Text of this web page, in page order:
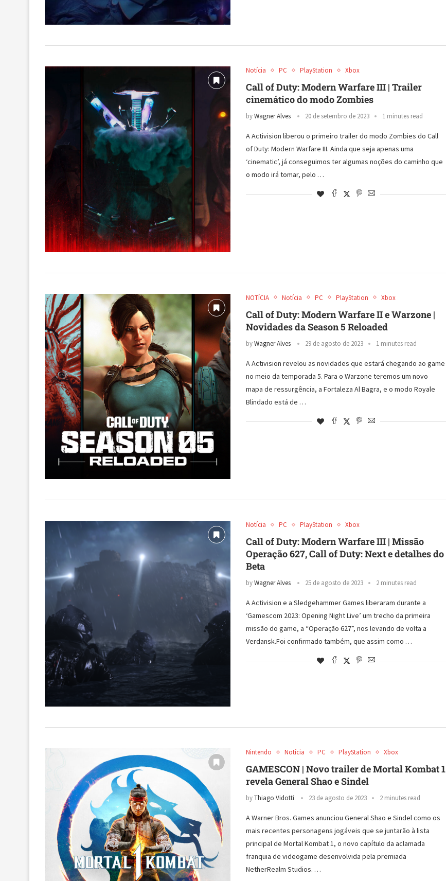
Notícia PC PlayStation Xbox
Call of Duty: Modern Warfare III | Trailer
cinemático do modo Zombies
byWagner Alves 20 de setembro de 2023 1 minutes read
A Activision liberou o primeiro trailer do modo Zombies do Call
of Duty: Modern Warfare III. Ainda que seja apenas uma
‘cinematic’, já conseguimos ter algumas noções do caminho que
o modo irá tomar, pelo …
NOTÍCIA Notícia PC PlayStation Xbox
Call of Duty: Modern Warfare II e Warzone |
Novidades da Season 5 Reloaded
byWagner Alves 29 de agosto de 2023 1 minutes read
A Activision revelou as novidades que estará chegando ao game
no meio da temporada 5. Para o Warzone teremos um novo
mapa de ressurgência, a Fortaleza Al Bagra, e o modo Royale
Blindado está de …
Notícia PC PlayStation Xbox
Call of Duty: Modern Warfare III | Missão
Operação 627, Call of Duty: Next e detalhes do
Beta
byWagner Alves 25 de agosto de 2023 2 minutes read
A Activision e a Sledgehammer Games liberaram durante a
‘Gamescom 2023: Opening Night Live’ um trecho da primeira
missão do game, a “Operação 627”, nos levando de volta a
Verdansk.Foi confirmado também, que assim como …
Nintendo Notícia PC PlayStation Xbox
GAMESCON | Novo trailer de Mortal Kombat 1
revela General Shao e Sindel
byThiago Vidotti 23 de agosto de 2023 2 minutes read
A Warner Bros. Games anunciou General Shao e Sindel como os
mais recentes personagens jogáveis que se juntarão à lista
principal de Mortal Kombat 1, o novo capítulo da aclamada
franquia de videogame desenvolvida pela premiada
NetherRealm Studios. …